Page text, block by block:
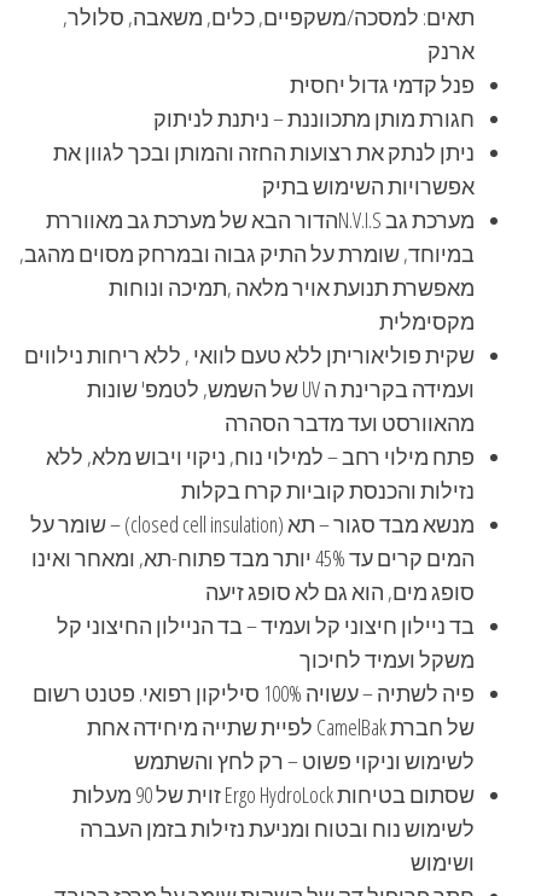
תאים: למסכה/משקפיים, כלים, משאבה, סלולר,
ארנק
פנל קדמי גדול יחסית
חגורת מותן מתכווננת – ניתנת לניתוק
ניתן לנתק את רצועות החזה והמותן ובכך לגוון את
אפשרויות השימוש בתיק
מערכת גב N.V.I.Sהדור הבא של מערכת גב מאווררת
במיוחד, שומרת על התיק גבוה ובמרחק מסוים מהגב,
מאפשרת תנועת אויר מלאה ,תמיכה ונוחות
מקסימלית
שקית פוליאוריתן ללא טעם לוואי , ללא ריחות נילווים
ועמידה בקרינת ה UV של השמש, לטמפ' שונות
מהאוורסט ועד מדבר הסהרה
פתח מילוי רחב – למילוי נוח, ניקוי ויבוש מלא, ללא
נזילות והכנסת קוביות קרח בקלות
מנשא מבד סגור – תא (closed cell insulation) – שומר על
המים קרים עד 45% יותר מבד פתוח-תא, ומאחר ואינו
סופג מים, הוא גם לא סופג זיעה
בד ניילון חיצוני קל ועמיד – בד הניילון החיצוני קל
משקל ועמיד לחיכוך
פיה לשתיה – עשויה 100% סיליקון רפואי. פטנט רשום
של חברת CamelBak לפיית שתייה מיחידה אחת
לשימוש וניקוי פשוט – רק לחץ והשתמש
שסתום בטיחות Ergo HydroLock זוית של 90 מעלות
לשימוש נוח ובטוח ומניעת נזילות בזמן העברה
ושימוש